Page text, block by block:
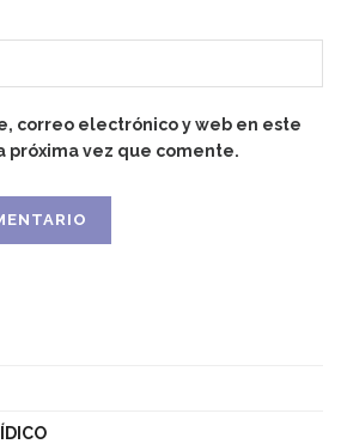
correo electrónico y web en este
próxima vez que comente.